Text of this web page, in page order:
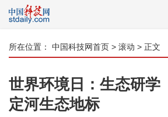
所在位置： 中国科技网首页 > 滚动 > 正文
世界环境日：生态研学
定河生态地标